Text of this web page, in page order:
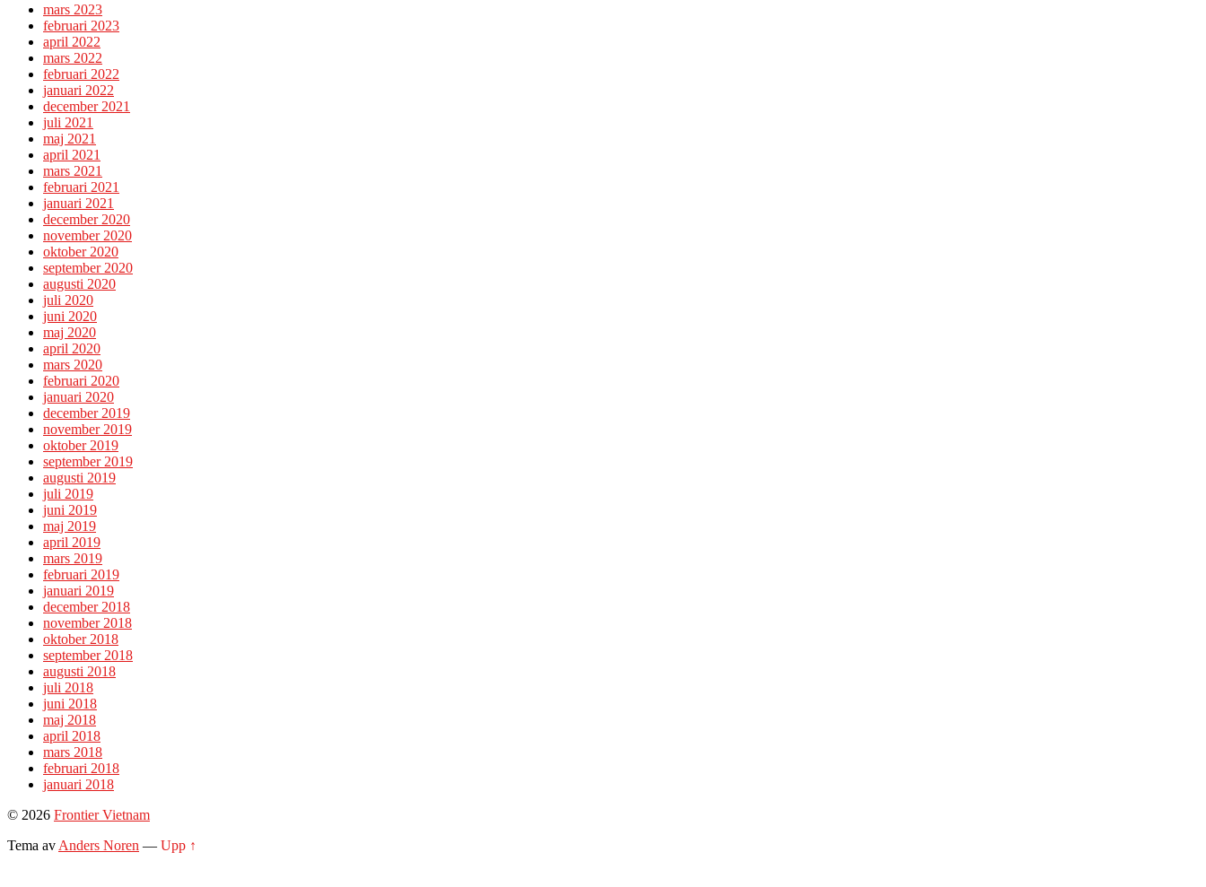
mars 2023
februari 2023
april 2022
mars 2022
februari 2022
januari 2022
december 2021
juli 2021
maj 2021
april 2021
mars 2021
februari 2021
januari 2021
december 2020
november 2020
oktober 2020
september 2020
augusti 2020
juli 2020
juni 2020
maj 2020
april 2020
mars 2020
februari 2020
januari 2020
december 2019
november 2019
oktober 2019
september 2019
augusti 2019
juli 2019
juni 2019
maj 2019
april 2019
mars 2019
februari 2019
januari 2019
december 2018
november 2018
oktober 2018
september 2018
augusti 2018
juli 2018
juni 2018
maj 2018
april 2018
mars 2018
februari 2018
januari 2018
© 2026 Frontier Vietnam
Tema av Anders Noren — Upp ↑